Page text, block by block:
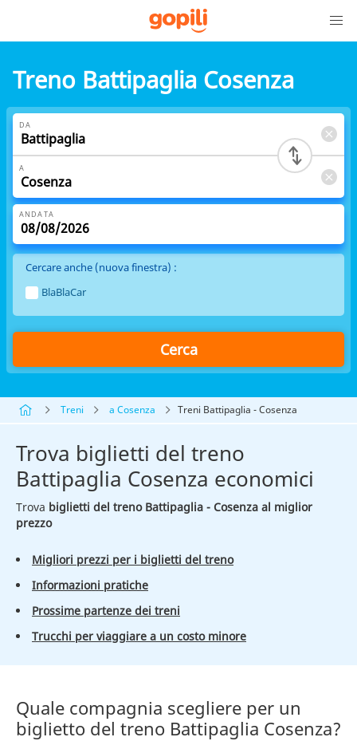
Treno Battipaglia Cosenza
DA
A
ANDATA
Cercare anche (nuova finestra) :
BlaBlaCar
Cerca
Treni a Cosenza Treni Battipaglia - Cosenza
Trova biglietti del treno
Battipaglia Cosenza economici
Trova biglietti del treno Battipaglia - Cosenza al miglior
prezzo
Migliori prezzi per i biglietti del treno
Informazioni pratiche
Prossime partenze dei treni
Trucchi per viaggiare a un costo minore
Quale compagnia scegliere per un
biglietto del treno Battipaglia Cosenza?